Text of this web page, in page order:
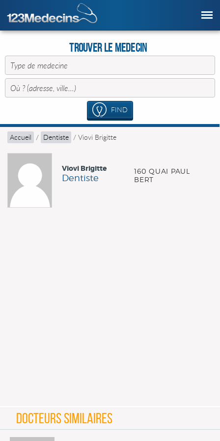
Trouver le Medecin
FIND
Accueil / Dentiste / Viovi Brigitte
Viovi Brigitte
Dentiste
160 QUAI PAUL
BERT
DOCTEURS SIMILAIRES